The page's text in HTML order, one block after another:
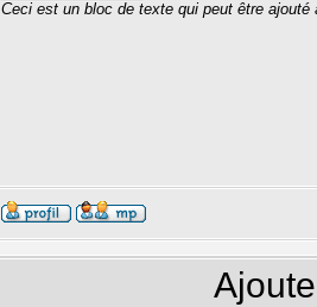
Ceci est un bloc de texte qui peut être